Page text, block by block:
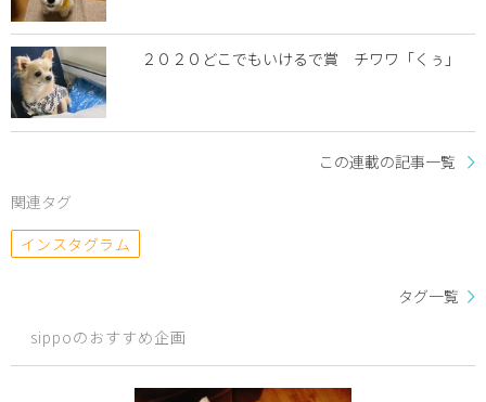
２０２０どこでもいけるで賞 チワワ「くぅ」
この連載の記事一覧
関連タグ
インスタグラム
タグ一覧
sippoのおすすめ企画